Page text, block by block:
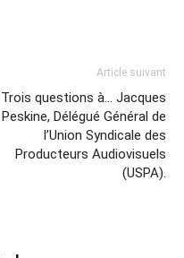
Article suivant
Trois questions à… Jacques
Peskine, Délégué Général de
l’Union Syndicale des
Producteurs Audiovisuels
(USPA).